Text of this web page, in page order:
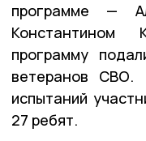
программе —
Константином
программу
ветеранов СВО.
испытаний
27 ребят.